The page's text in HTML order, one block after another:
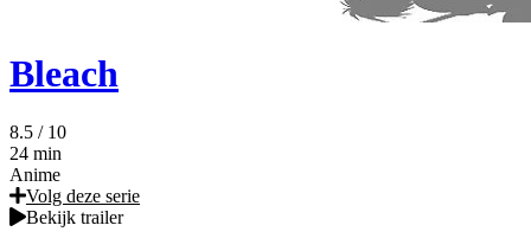
Bleach
8.5 / 10
24 min
Anime
Volg deze serie
Bekijk trailer